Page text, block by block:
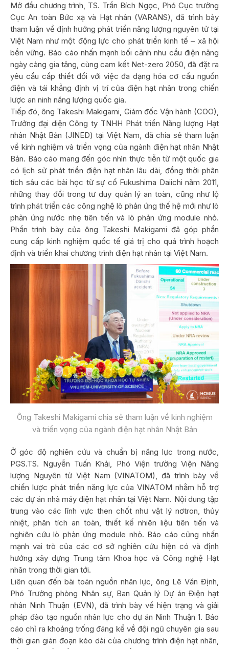
Mở đầu chương trình, TS. Trần Bích Ngọc, Phó Cục trưởng
Cục An toàn Bức xạ và Hạt nhân (VARANS), đã trình bày
tham luận về định hướng phát triển năng lượng nguyên tử tại
Việt Nam như một động lực cho phát triển kinh tế – xã hội
bền vững. Báo cáo nhấn mạnh bối cảnh nhu cầu điện năng
ngày càng gia tăng, cùng cam kết Net-zero 2050, đã đặt ra
yêu cầu cấp thiết đối với việc đa dạng hóa cơ cấu nguồn
điện và tái khẳng định vị trí của điện hạt nhân trong chiến
lược an ninh năng lượng quốc gia.
Tiếp đó, ông Takeshi Makigami, Giám đốc Vận hành (COO),
Trưởng đại diện Công ty TNHH Phát triển Năng lượng Hạt
nhân Nhật Bản (JINED) tại Việt Nam, đã chia sẻ tham luận
về kinh nghiệm và triển vọng của ngành điện hạt nhân Nhật
Bản. Báo cáo mang đến góc nhìn thực tiễn từ một quốc gia
có lịch sử phát triển điện hạt nhân lâu dài, đồng thời phân
tích sâu các bài học từ sự cố Fukushima Daiichi năm 2011,
những thay đổi trong tư duy quản lý an toàn, cũng như lộ
trình phát triển các công nghệ lò phản ứng thế hệ mới như lò
phản ứng nước nhẹ tiên tiến và lò phản ứng module nhỏ.
Phần trình bày của ông Takeshi Makigami đã góp phần
cung cấp kinh nghiệm quốc tế giá trị cho quá trình hoạch
định và triển khai chương trình điện hạt nhân tại Việt Nam.
Ông Takeshi Makigami chia sẻ tham luận về kinh nghiệm
và triển vọng của ngành điện hạt nhân Nhật Bản
Ở góc độ nghiên cứu và chuẩn bị năng lực trong nước,
PGS.TS. Nguyễn Tuấn Khải, Phó Viện trưởng Viện Năng
lượng Nguyên tử Việt Nam (VINATOM), đã trình bày về
chiến lược phát triển năng lực của VINATOM nhằm hỗ trợ
các dự án nhà máy điện hạt nhân tại Việt Nam. Nội dung tập
trung vào các lĩnh vực then chốt như vật lý nơtron, thủy
nhiệt, phân tích an toàn, thiết kế nhiên liệu tiên tiến và
nghiên cứu lò phản ứng module nhỏ. Báo cáo cũng nhấn
mạnh vai trò của các cơ sở nghiên cứu hiện có và định
hướng xây dựng Trung tâm Khoa học và Công nghệ Hạt
nhân trong thời gian tới.
Liên quan đến bài toán nguồn nhân lực, ông Lê Văn Định,
Phó Trưởng phòng Nhân sự, Ban Quản lý Dự án Điện hạt
nhân Ninh Thuận (EVN), đã trình bày về hiện trạng và giải
pháp đào tạo nguồn nhân lực cho dự án Ninh Thuận 1. Báo
cáo chỉ ra khoảng trống đáng kể về đội ngũ chuyên gia sau
thời gian gián đoạn kéo dài của chương trình điện hạt nhân,